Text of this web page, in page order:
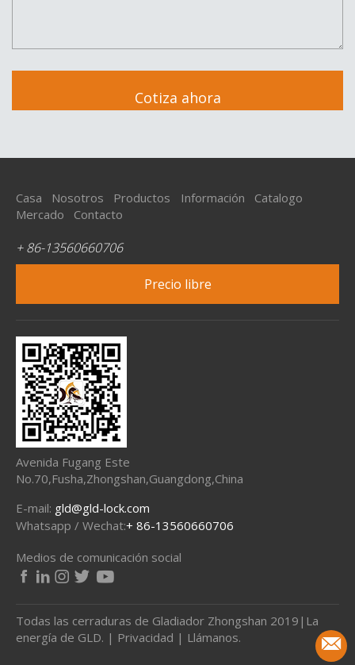
Casa Nosotros Productos Información
Catalogo
Mercado
Contacto
+ 86-13560660706
Precio libre
Avenida Fugang Este
No.70,Fusha,Zhongshan,Guangdong,China
E-mail: gld@gld-lock.com
Whatsapp / Wechat:+ 86-13560660706
Medios de comunicación social
Todas las cerraduras de Gladiador Zhongshan 2019| La
energía de GLD. | Privacidad | Llámanos.